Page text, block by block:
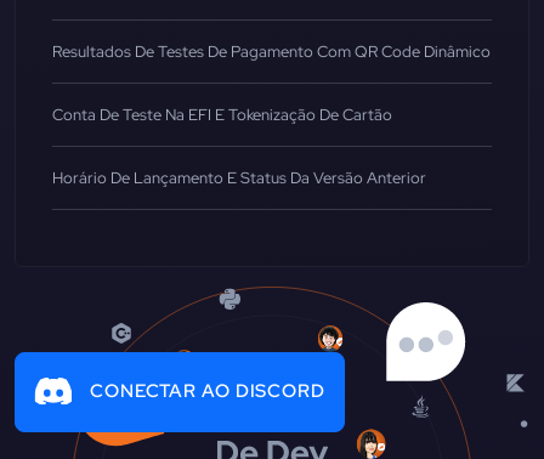
Resultados De Testes De Pagamento Com QR Code Dinâmico
Conta De Teste Na EFI E Tokenização De Cartão
Horário De Lançamento E Status Da Versão Anterior
CONECTAR AO DISCORD